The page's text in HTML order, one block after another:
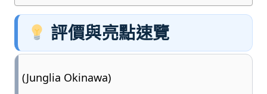
評價與亮點速覽
(Junglia Okinawa)